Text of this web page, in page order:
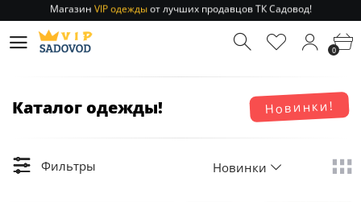
Отправление заказа 1-3 дняпо РФ и МСК!
Магазин
от лучших продавцов ТК Садовод!
0
Новинки!
Каталог одежды!
Фильтры Новинки